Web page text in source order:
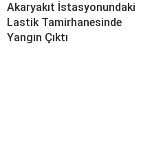
Akaryakıt İstasyonundaki
Lastik Tamirhanesinde
Yangın Çıktı